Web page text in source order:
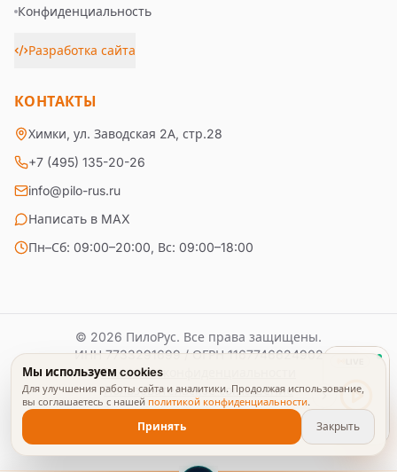
Конфиденциальность
Разработка сайта
КОНТАКТЫ
Химки, ул. Заводская 2А, стр.28
+7 (495) 135-20-26
info@pilo-rus.ru
Написать в MAX
Пн–Сб: 09:00–20:00, Вс: 09:00–18:00
© 2026 ПилоРус. Все права защищены.
ИНН7733291699/ ОГРН1167746624902
Политика конфиденциальности
Пользовательское соглашение
Мы используем cookies
Для улучшения работы сайта и аналитики. Продолжая использование,
вы соглашаетесь с нашей политикой конфиденциальности.
Принять Закрыть